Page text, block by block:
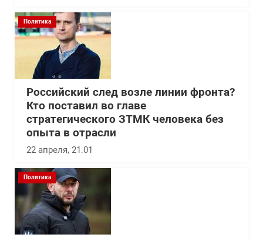
Политика
Российский след возле линии фронта?
Кто поставил во главе
стратегического ЗТМК человека без
опыта в отрасли
22 апреля, 21:01
Политика